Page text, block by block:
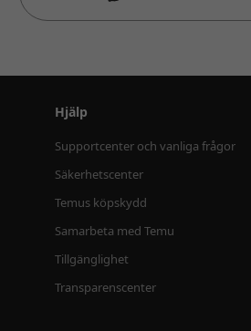
Hjälp
Supportcenter och vanliga frågor
Säkerhetscenter
Temus köpskydd
Samarbeta med Temu
Tillgänglighet
Transparenscenter